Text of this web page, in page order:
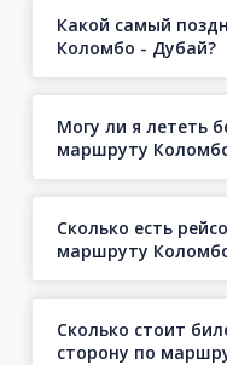
Какой самый
Коломбо - Дубай?
Могу ли я лететь
маршруту
Сколько есть
маршруту
Сколько стоит
сторону по